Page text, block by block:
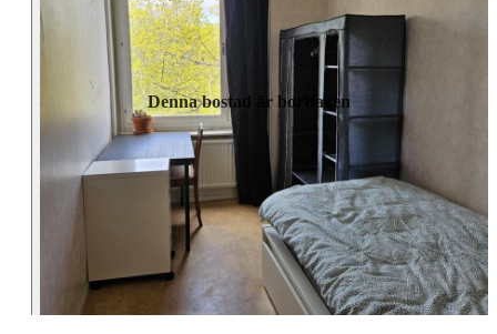
Denna bostad är borttagen